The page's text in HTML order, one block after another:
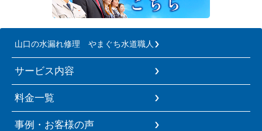
山口の水漏れ修理 やまぐち水道職人
サービス内容
料金一覧
事例・お客様の声